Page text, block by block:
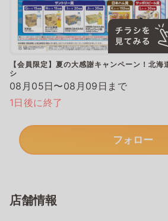
【会員限定】夏の大感謝キャンペーン！北海
シ
08月05日〜08月09日まで
1日後に終了
フォロー
店舗情報